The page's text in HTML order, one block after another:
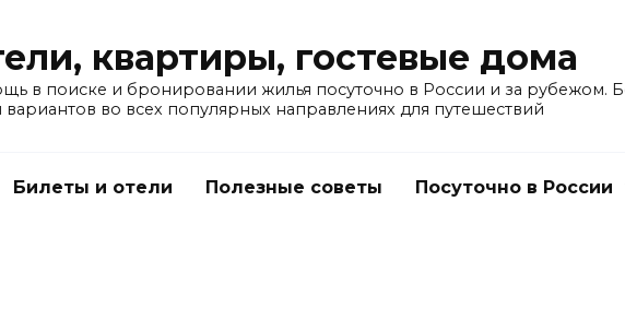
квартиры, гостевые дома
в поиске и бронировании жилья посуточно в России и за рубежом.
вариантов во всех популярных направлениях для путешествий
Билеты и отели Полезные советы Посуточно в России